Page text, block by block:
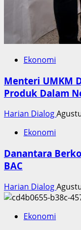
Ekonomi
Menteri UMKM
Produk Dalam
Harian Dialog
Ekonomi
Danantara
BAC
Harian Dialog
Ekonomi